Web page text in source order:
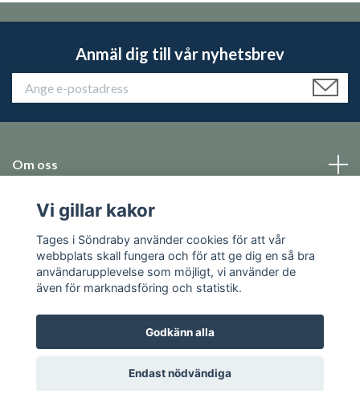
Anmäl dig till vår nyhetsbrev
Om oss
Emballage
Sociala medier
© 2026 Tages i Söndraby
Vi gillar kakor
Tages i Söndraby använder cookies för att vår
webbplats skall fungera och för att ge dig en så bra
användarupplevelse som möjligt, vi använder de
även för marknadsföring och statistik.
Godkänn alla
Endast nödvändiga